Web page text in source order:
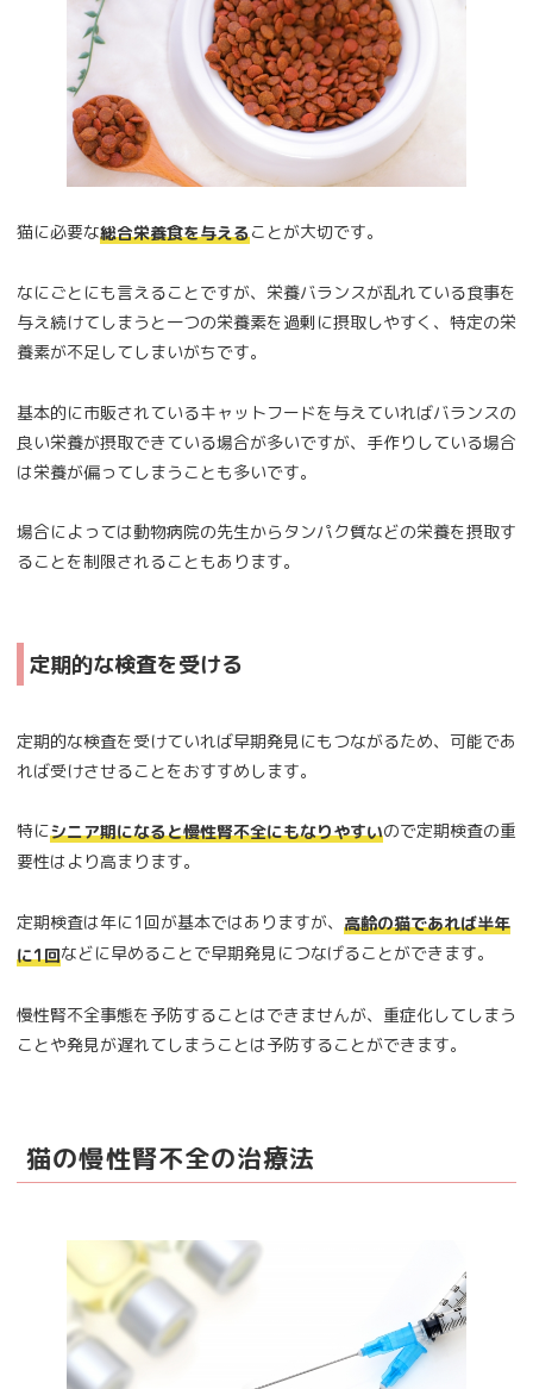
猫に必要な総合栄養食を与えることが大切です。
なにごとにも言えることですが、栄養バランスが乱れている食事を
与え続けてしまうと一つの栄養素を過剰に摂取しやすく、特定の栄
養素が不足してしまいがちです。
基本的に市販されているキャットフードを与えていればバランスの
良い栄養が摂取できている場合が多いですが、手作りしている場合
は栄養が偏ってしまうことも多いです。
場合によっては動物病院の先生からタンパク質などの栄養を摂取す
ることを制限されることもあります。
定期的な検査を受ける
定期的な検査を受けていれば早期発見にもつながるため、可能であ
れば受けさせることをおすすめします。
特にシニア期になると慢性腎不全にもなりやすいので定期検査の重
要性はより高まります。
定期検査は年に1回が基本ではありますが、 高齢の猫であれば半年
に1回などに早めることで早期発見につなげることができます。
慢性腎不全事態を予防することはできませんが、重症化してしまう
ことや発見が遅れてしまうことは予防することができます。
猫の慢性腎不全の治療法